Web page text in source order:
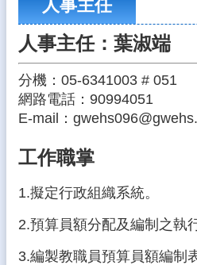
政
組
校
園
態
務
化
學
人事主任
人事主任：葉淑端
分機：05-6341003 # 051
網路電話：90994051
E-mail：
工作職掌
1.擬定行政組織系統。
2.預算員額分配及編制之執
3.編製教職員預算員額編制